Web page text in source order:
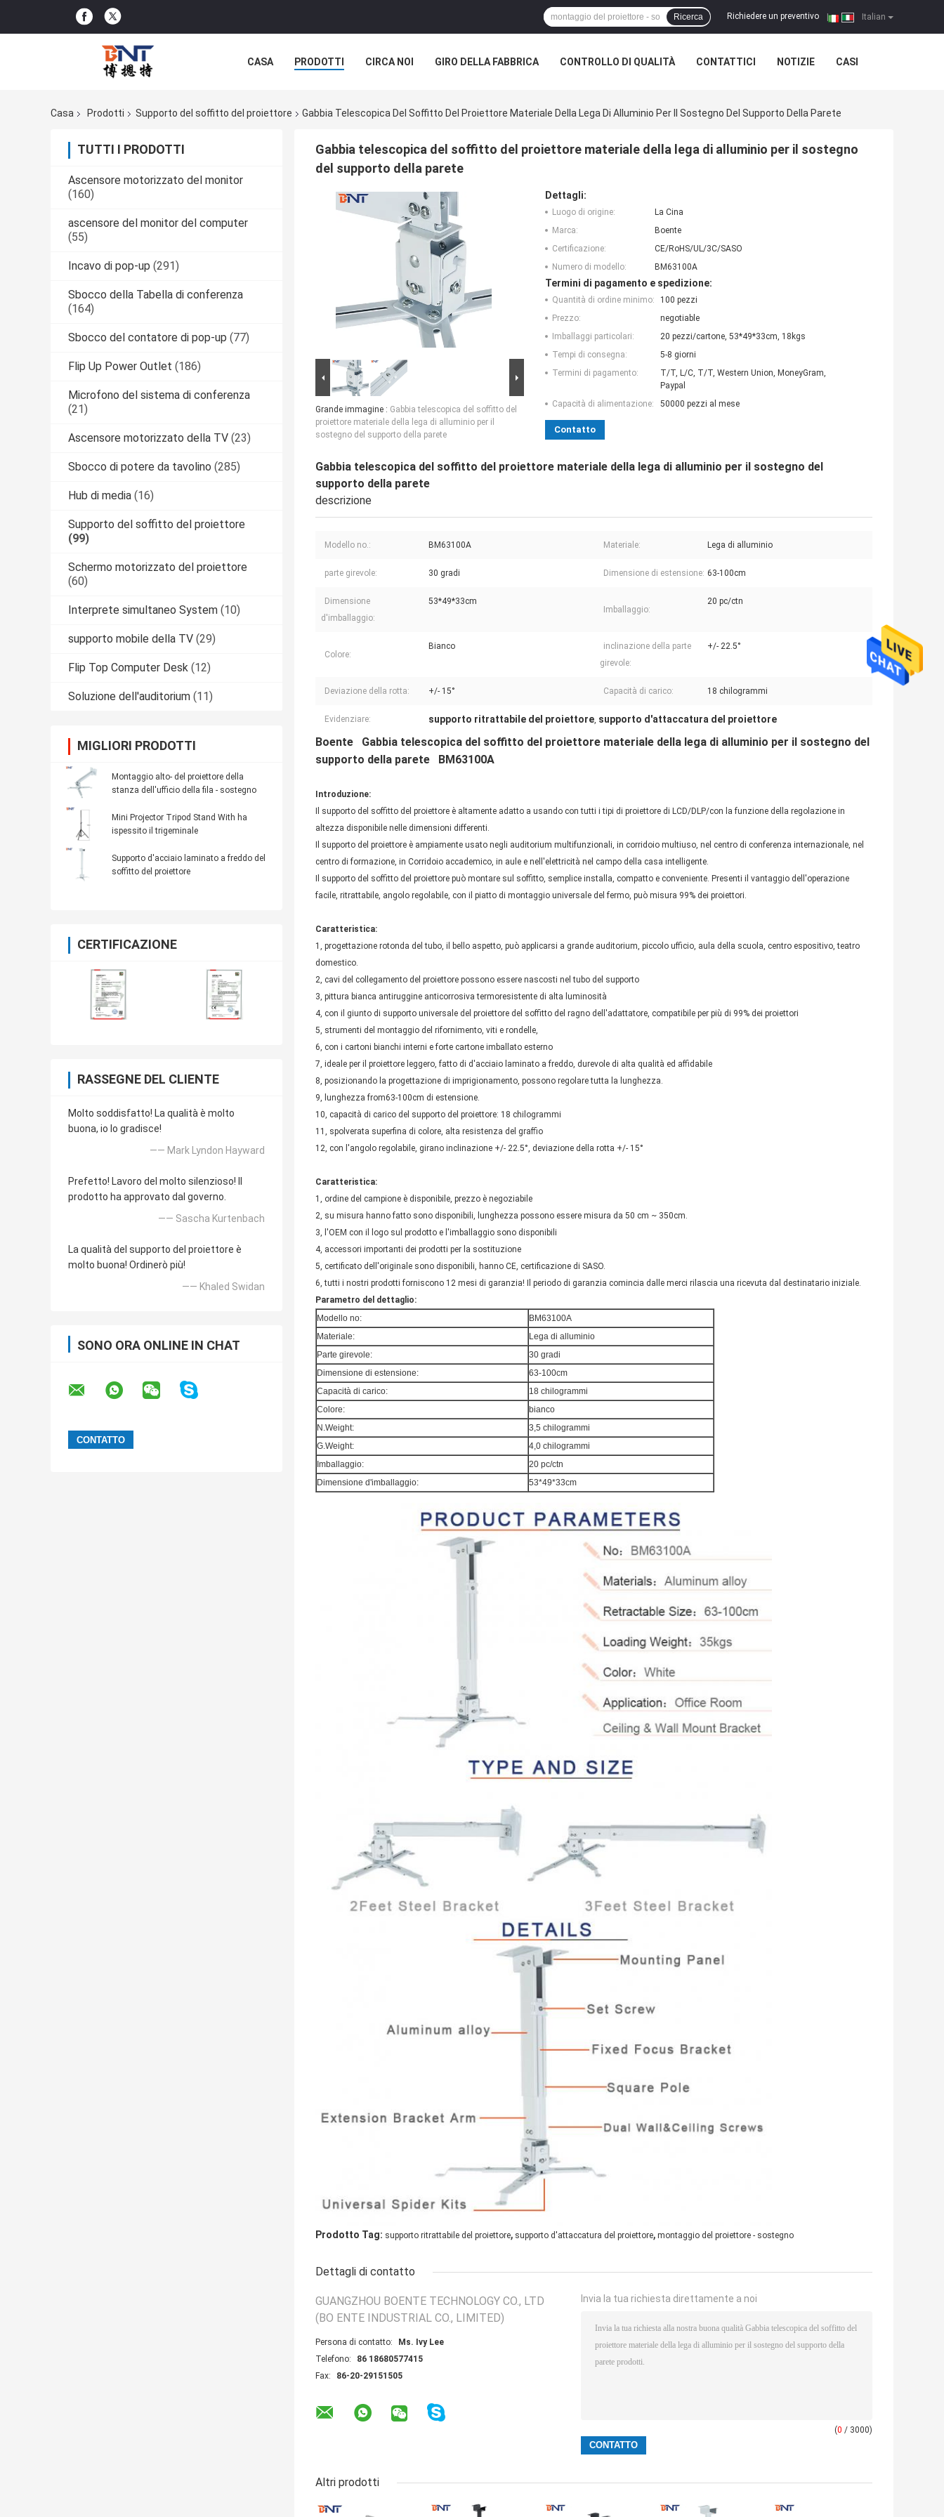
Italian
Richiedere un preventivo |
Ricerca
CASA PRODOTTI CIRCA NOI GIRO DELLA FABBRICA CONTROLLO DI QUALITÀ CONTATTICI NOTIZIE CASI
Casa
Prodotti Supporto del soffitto del proiettore Gabbia Telescopica Del Soffitto Del Proiettore Materiale Della Lega Di Alluminio Per Il Sostegno Del Supporto Della Parete
TUTTI I PRODOTTI
Ascensore motorizzato del monitor
(160)
ascensore del monitor del computer
(55)
Incavo di pop-up (291)
Sbocco della Tabella di conferenza
(164)
Sbocco del contatore di pop-up (77)
Flip Up Power Outlet (186)
Microfono del sistema di conferenza
(21)
Ascensore motorizzato della TV (23)
Sbocco di potere da tavolino (285)
Hub di media (16)
Supporto del soffitto del proiettore
(99)
Schermo motorizzato del proiettore
(60)
Interprete simultaneo System (10)
supporto mobile della TV (29)
Flip Top Computer Desk (12)
Soluzione dell'auditorium (11)
MIGLIORI PRODOTTI
Montaggio alto- del proiettore della
stanza dell'ufficio della fila - sostegno
Mini Projector Tripod Stand With ha
ispessito il trigeminale
Supporto d'acciaio laminato a freddo del
soffitto del proiettore
CERTIFICAZIONE
RASSEGNE DEL CLIENTE
Molto soddisfatto! La qualità è molto
buona, io lo gradisce!
—— Mark Lyndon Hayward
Prefetto! Lavoro del molto silenzioso! Il
prodotto ha approvato dal governo.
—— Sascha Kurtenbach
La qualità del supporto del proiettore è
molto buona! Ordinerò più!
—— Khaled Swidan
SONO ORA ONLINE IN CHAT
Gabbia telescopica del soffitto del proiettore materiale della lega di alluminio per il sostegno
del supporto della parete
Grande immagine : Gabbia telescopica del soffitto del
proiettore materiale della lega di alluminio per il
sostegno del supporto della parete
Dettagli:
Luogo di origine:
La Cina
Marca:
Boente
Certificazione:
CE/RoHS/UL/3C/SASO
Numero di modello:
BM63100A
Termini di pagamento e spedizione:
Quantità di ordine minimo:
100 pezzi
Prezzo:
negotiable
Imballaggi particolari:
20 pezzi/cartone, 53*49*33cm, 18kgs
Tempi di consegna:
5-8 giorni
Termini di pagamento:
T/T, L/C, T/T, Western Union, MoneyGram,
Paypal
Capacità di alimentazione:
50000 pezzi al mese
Contatto
Gabbia telescopica del soffitto del proiettore materiale della lega di alluminio per il sostegno del
supporto della parete
descrizione
Modello no.: BM63100A Materiale: Lega di alluminio
parte girevole: 30 gradi Dimensione di estensione: 63-100cm
Dimensione
d'imballaggio:
53*49*33cm
Imballaggio:
20 pc/ctn
Colore:
Bianco
inclinazione della parte
girevole:
+/- 22.5°
Deviazione della rotta: +/- 15° Capacità di carico: 18 chilogrammi
Evidenziare: supporto ritrattabile del proiettore, supporto d'attaccatura del proiettore
Boente Gabbia telescopica del soffitto del proiettore materiale della lega di alluminio per il sostegno del
supporto della parete BM63100A
Introduzione:
Il supporto del soffitto del proiettore è altamente adatto a usando con tutti i tipi di proiettore di LCD/DLP/con la funzione della regolazione in
altezza disponibile nelle dimensioni differenti.
Il supporto del proiettore è ampiamente usato negli auditorium multifunzionali, in corridoio multiuso, nel centro di conferenza internazionale, nel
centro di formazione, in Corridoio accademico, in aule e nell'elettricità nel campo della casa intelligente.
Il supporto del soffitto del proiettore può montare sul soffitto, semplice installa, compatto e conveniente. Presenti il vantaggio dell'operazione
facile, ritrattabile, angolo regolabile, con il piatto di montaggio universale del fermo, può misura 99% dei proiettori.
Caratteristica:
1, progettazione rotonda del tubo, il bello aspetto, può applicarsi a grande auditorium, piccolo ufficio, aula della scuola, centro espositivo, teatro
domestico.
2, cavi del collegamento del proiettore possono essere nascosti nel tubo del supporto
3, pittura bianca antiruggine anticorrosiva termoresistente di alta luminosità
4, con il giunto di supporto universale del proiettore del soffitto del ragno dell'adattatore, compatibile per più di 99% dei proiettori
5, strumenti del montaggio del rifornimento, viti e rondelle,
6, con i cartoni bianchi interni e forte cartone imballato esterno
7, ideale per il proiettore leggero, fatto di d'acciaio laminato a freddo, durevole di alta qualità ed affidabile
8, posizionando la progettazione di imprigionamento, possono regolare tutta la lunghezza.
9, lunghezza from63-100cm di estensione.
10, capacità di carico del supporto del proiettore: 18 chilogrammi
11, spolverata superfina di colore, alta resistenza del graffio
12, con l'angolo regolabile, girano inclinazione +/- 22.5°, deviazione della rotta +/- 15°
Caratteristica:
1, ordine del campione è disponibile, prezzo è negoziabile
2, su misura hanno fatto sono disponibili, lunghezza possono essere misura da 50 cm ~ 350cm.
3, l'OEM con il logo sul prodotto e l'imballaggio sono disponibili
4, accessori importanti dei prodotti per la sostituzione
5, certificato dell'originale sono disponibili, hanno CE, certificazione di SASO.
6, tutti i nostri prodotti forniscono 12 mesi di garanzia! Il periodo di garanzia comincia dalle merci rilascia una ricevuta dal destinatario iniziale.
Parametro del dettaglio:
Modello no:
BM63100A
Materiale:
Lega di alluminio
Parte girevole:
30 gradi
Dimensione di estensione:
63-100cm
Capacità di carico:
18 chilogrammi
Colore:
bianco
N.Weight:
3,5 chilogrammi
G.Weight:
4,0 chilogrammi
Imballaggio:
20 pc/ctn
Dimensione d'imballaggio:
53*49*33cm
Prodotto Tag: supporto ritrattabile del proiettore, supporto d'attaccatura del proiettore, montaggio del proiettore - sostegno
Dettagli di contatto
GUANGZHOU BOENTE TECHNOLOGY CO., LTD
(BO ENTE INDUSTRIAL CO., LIMITED)
Persona di contatto:
Ms. Ivy Lee
Telefono:
86 18680577415
Fax:
86-20-29151505
Invia la tua richiesta direttamente a noi
(0 / 3000)
Altri prodotti